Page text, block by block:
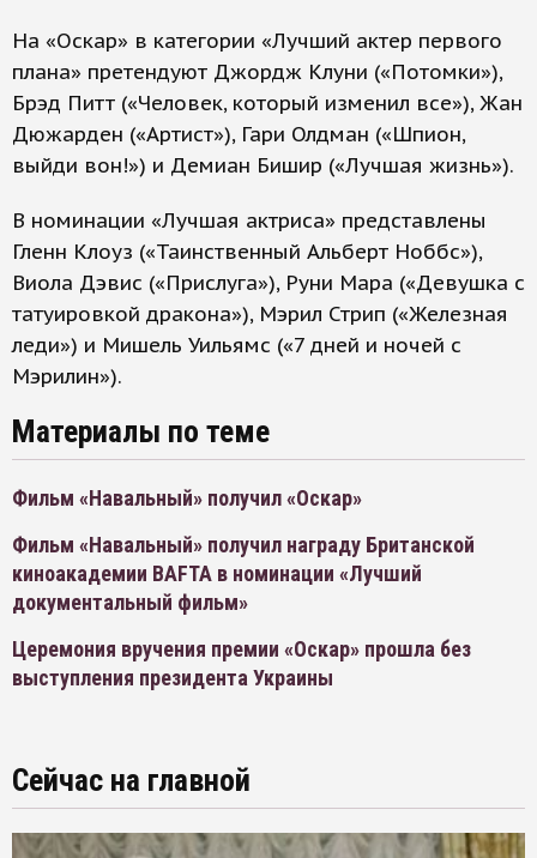
На «Оскар» в категории «Лучший актер первого
плана» претендуют Джордж Клуни («Потомки»),
Брэд Питт («Человек, который изменил все»), Жан
Дюжарден («Артист»), Гари Олдман («Шпион,
выйди вон!») и Демиан Бишир («Лучшая жизнь»).
В номинации «Лучшая актриса» представлены
Гленн Клоуз («Таинственный Альберт Ноббс»),
Виола Дэвис («Прислуга»), Руни Мара («Девушка с
татуировкой дракона»), Мэрил Стрип («Железная
леди») и Мишель Уильямс («7 дней и ночей с
Мэрилин»).
Материалы по теме
Фильм «Навальный» получил «Оскар»
Фильм «Навальный» получил награду Британской
киноакадемии BAFTA в номинации «Лучший
документальный фильм»
Церемония вручения премии «Оскар» прошла без
выступления президента Украины
Сейчас на главной